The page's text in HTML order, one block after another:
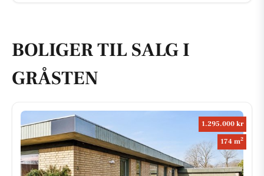
BOLIGER TIL SALG I
GRÅSTEN
1.295.000 kr
174 m2